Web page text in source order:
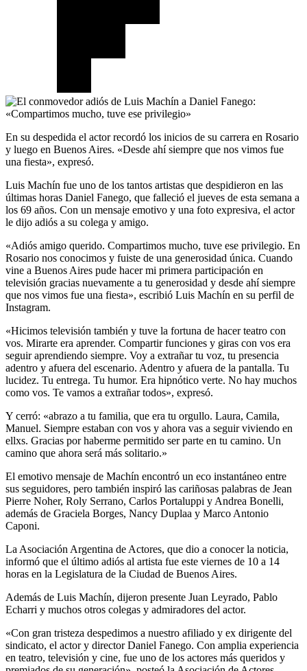
En su despedida el actor recordó los inicios de su carrera en Rosario
y luego en Buenos Aires. «Desde ahí siempre que nos vimos fue
una fiesta», expresó.
Luis Machín fue uno de los tantos artistas que despidieron en las
últimas horas Daniel Fanego, que falleció el jueves de esta semana a
los 69 años. Con un mensaje emotivo y una foto expresiva, el actor
le dijo adiós a su colega y amigo.
«Adiós amigo querido. Compartimos mucho, tuve ese privilegio. En
Rosario nos conocimos y fuiste de una generosidad única. Cuando
vine a Buenos Aires pude hacer mi primera participación en
televisión gracias nuevamente a tu generosidad y desde ahí siempre
que nos vimos fue una fiesta», escribió Luis Machín en su perfil de
Instagram.
«Hicimos televisión también y tuve la fortuna de hacer teatro con
vos. Mirarte era aprender. Compartir funciones y giras con vos era
seguir aprendiendo siempre. Voy a extrañar tu voz, tu presencia
adentro y afuera del escenario. Adentro y afuera de la pantalla. Tu
lucidez. Tu entrega. Tu humor. Era hipnótico verte. No hay muchos
como vos. Te vamos a extrañar todos», expresó.
Y cerró: «abrazo a tu familia, que era tu orgullo. Laura, Camila,
Manuel. Siempre estaban con vos y ahora vas a seguir viviendo en
ellxs. Gracias por haberme permitido ser parte en tu camino. Un
camino que ahora será más solitario.»
El emotivo mensaje de Machín encontró un eco instantáneo entre
sus seguidores, pero también inspiró las cariñosas palabras de Jean
Pierre Noher, Roly Serrano, Carlos Portaluppi y Andrea Bonelli,
además de Graciela Borges, Nancy Duplaa y Marco Antonio
Caponi.
La Asociación Argentina de Actores, que dio a conocer la noticia,
informó que el último adiós al artista fue este viernes de 10 a 14
horas en la Legislatura de la Ciudad de Buenos Aires.
Además de Luis Machín, dijeron presente Juan Leyrado, Pablo
Echarri y muchos otros colegas y admiradores del actor.
«Con gran tristeza despedimos a nuestro afiliado y ex dirigente del
sindicato, el actor y director Daniel Fanego. Con amplia experiencia
en teatro, televisión y cine, fue uno de los actores más queridos y